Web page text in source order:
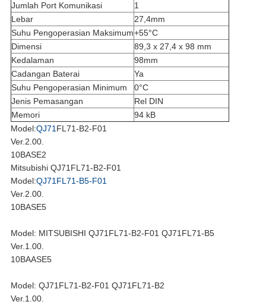
Jumlah Port Komunikasi
1
Lebar
27,4mm
Suhu Pengoperasian Maksimum+55°C
Dimensi
89,3 x 27,4 x 98 mm
Kedalaman
98mm
Cadangan Baterai
Ya
Suhu Pengoperasian Minimum
0°C
Jenis Pemasangan
Rel DIN
Memori
94 kB
Model:QJ71FL71-B2-F01
Ver.2.00.
10BASE2
Mitsubishi QJ71FL71-B2-F01
Model:QJ71FL71-B5-F01
Ver.2.00.
10BASE5
Model: MITSUBISHI QJ71FL71-B2-F01 QJ71FL71-B5
Ver.1.00.
10BAASE5
Model: QJ71FL71-B2-F01 QJ71FL71-B2
Ver.1.00.